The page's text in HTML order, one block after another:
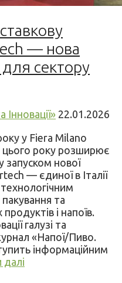
— нова
для сектору
Інновації» 22.01.2026
у Fiera Milano
цього року розширює
запуском нової
— єдиної в Італії
та
і напоїв.
галузі та
«Напої/Пиво.
інформаційним
далі